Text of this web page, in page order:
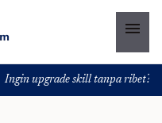
menu
Ingin upgrade skill tanpa ribet?